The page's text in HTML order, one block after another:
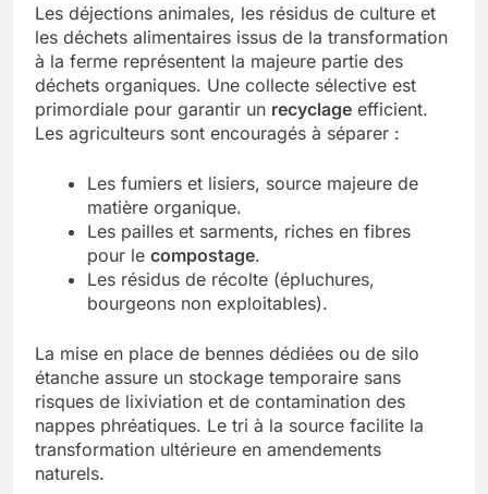
Les déjections animales, les résidus de culture et
les déchets alimentaires issus de la transformation
à la ferme représentent la majeure partie des
déchets organiques. Une collecte sélective est
primordiale pour garantir un recyclage efficient.
Les agriculteurs sont encouragés à séparer :
Les fumiers et lisiers, source majeure de
matière organique.
Les pailles et sarments, riches en fibres
pour le compostage.
Les résidus de récolte (épluchures,
bourgeons non exploitables).
La mise en place de bennes dédiées ou de silo
étanche assure un stockage temporaire sans
risques de lixiviation et de contamination des
nappes phréatiques. Le tri à la source facilite la
transformation ultérieure en amendements
naturels.